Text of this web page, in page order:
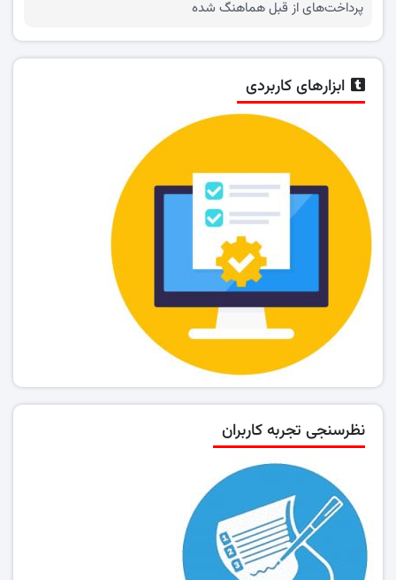
پرداخت‌های از قبل هماهنگ شده
ابزارهای کاربردی
نظرسنجی تجربه کاربران